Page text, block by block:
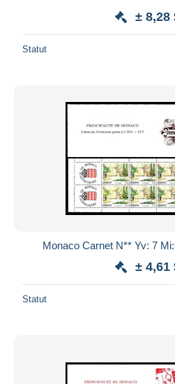
± 8,28
Statut
Monaco Carnet N** Yv: 7
± 4,61
Statut